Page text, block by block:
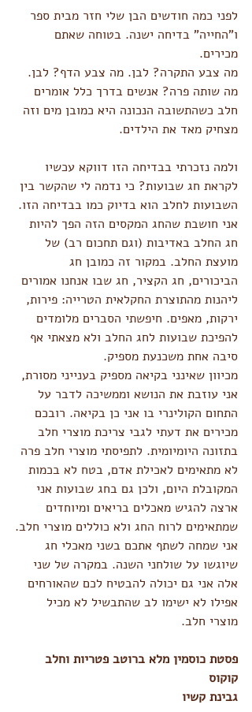
לפני כמה חודשים הבן שלי חזר מבית ספר
ו"החייה" בדיחה ישנה. בטוחה שאתם
מכירים.
מה צבע התקרה? לבן. מה צבע הדף? לבן.
מה שותה פרה? אנשים בדרך כלל אומרים
חלב כשהתשובה הנכונה היא כמובן מים וזה
מצחיק מאד את הילדים.
ולמה נזכרתי בבדיחה הזו דווקא עכשיו
לקראת חג שבועות? כי נדמה לי שהקשר בין
השבועות לחלב הוא בדיוק כמו בבדיחה הזו.
אני חושבת שהחג המקסים הזה הפך להיות
חג החלב באדיבות (וגם תחכום רב) של
מועצת החלב. במקור זה כמובן חג
הביכורים, חג הקציר, חג שבו אנחנו אמורים
ליהנות מהתוצרת החקלאית הטרייה: פירות,
ירקות, מאפים. חיפשתי הסברים מלומדים
להפיכת שבועות לחג החלב ולא מצאתי אף
סיבה אחת משכנעת מספיק.
מכיוון שאינני בקיאה מספיק בענייני מסורת,
אני עוזבת את הנושא וממשיכה לדבר על
התחום הקולינרי בו אני כן בקיאה. רובכם
מכירים את דעתי לגבי צריכת מוצרי חלב
בתזונה היומיומית. לתפיסתי מוצרי חלב פרה
לא מתאימים לאכילת אדם, בטח לא בכמות
המקובלת היום, ולכן גם בחג שבועות אני
ארצה להגיש מאכלים בריאים ומיוחדים
שמתאימים לרוח החג ולא כוללים מוצרי חלב.
אני שמחה לשתף אתכם בשני מאכלי חג
שיוגשו על שולחני השנה. במקרה של שני
אלה אני גם יכולה להבטיח לכם שהאורחים
אפילו לא ישימו לב שהתבשיל לא מכיל
מוצרי חלב.
פסטת כוסמין מלא ברוטב פטריות וחלב
קוקוס
גבינת קשיו